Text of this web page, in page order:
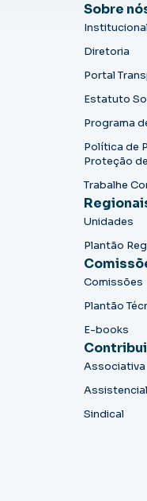
Sobre
Institucional
Diretoria
Portal
Estatuto
Programa
Política de
Proteção
Trabalhe
Unidades
Plantão
Comissões
Plantão
E-books
Associativa
Sindical